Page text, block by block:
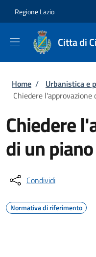
Regione Lazio
Citta di
Briciole di
Home / Urbanistica e
Chiedere
Chiedere
di un
Condividi
Normativa di riferimento